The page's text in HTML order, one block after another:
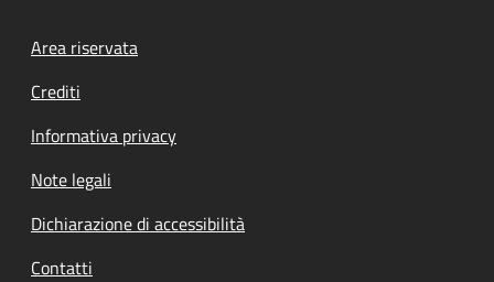
Footer menu
Area riservata
Crediti
Informativa privacy
Note legali
Dichiarazione di accessibilità
Contatti